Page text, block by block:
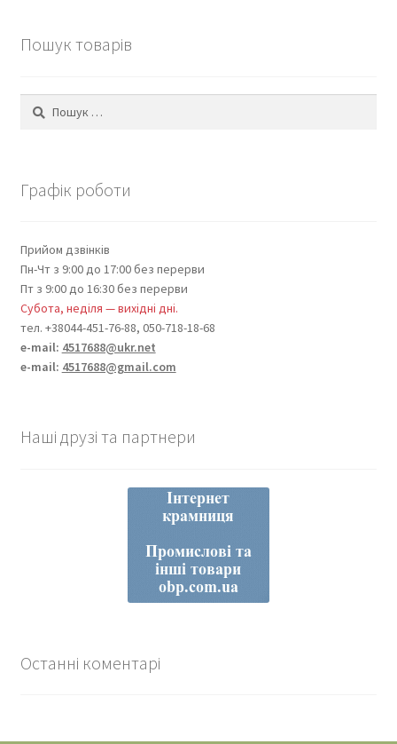
Пошук товарів
Пошук:
Графік роботи
Прийом дзвінків
Пн-Чт з 9:00 до 17:00 без перерви
Пт з 9:00 до 16:30 без перерви
Субота, неділя — вихідні дні.
тел. +38044-451-76-88, 050-718-18-68
e-mail: 4517688@ukr.net
e-mail: 4517688@gmail.com
Наші друзі та партнери
Останні коментарі